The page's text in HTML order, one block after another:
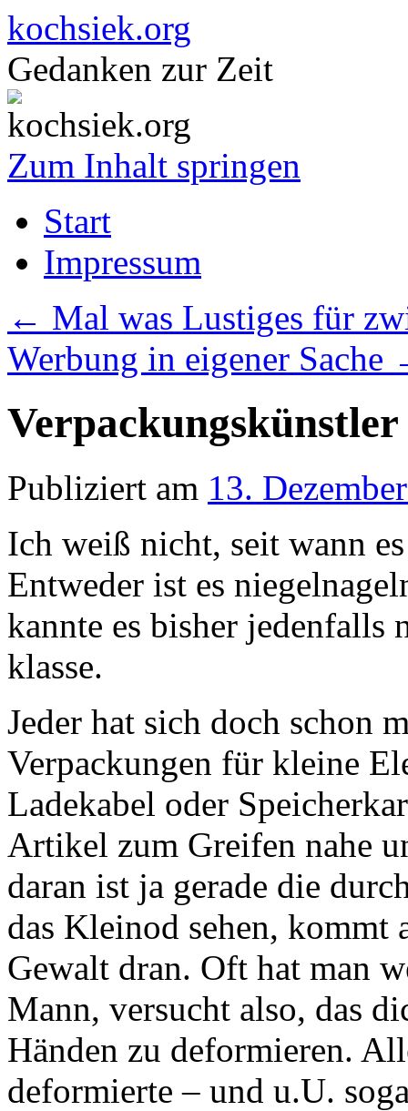
kochsiek.org
Gedanken zur Zeit
Zum Inhalt springen
Start
Impressum
← Mal was Lustiges für
Werbung in eigener Sache
Verpackungskünstler
Publiziert am 13.
Ich weiß nicht, seit wann
Entweder ist es
kannte es bisher jedenfalls
klasse.
Jeder hat sich doch schon
Verpackungen für kleine
Ladekabel oder
Artikel zum Greifen nahe
daran ist ja gerade die
das Kleinod sehen, kommt
Gewalt dran. Oft hat man
Mann, versucht also, das
Händen zu deformieren.
deformierte – und u.U.